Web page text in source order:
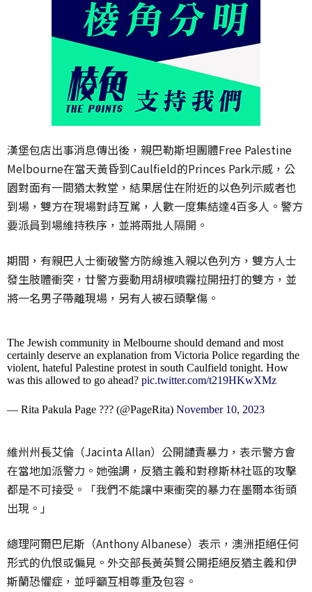
漢堡包店出事消息傳出後， 親巴勒斯坦團體Free Palestine
Melbourne在當天黃昏到Caulfield的Princes Park示威，公
園對面有一間猶太教堂，結果居住在附近的以色列示威者也
到場，雙方在現場對歭互駡，人數一度集結達4百多人。警方
要派員到場維持秩序，並將兩批人隔開。
期間，有親巴人士衝破警方防線進入親以色列方，雙方人士
發生肢體衝突，廿警方要動用胡椒噴霧拉開扭打的雙方，並
將一名男子帶離現場，另有人被石頭擊傷。
The Jewish community in Melbourne should demand and most
certainly deserve an explanation from Victoria Police regarding the
violent, hateful Palestine protest in south Caulfield tonight. How
was this allowed to go ahead? pic.twitter.com/t219HKwXMz
— Rita Pakula Page ??? (@PageRita) November 10, 2023
維州州長艾倫（Jacinta Allan）公開譴責暴力，表示警方會
在當地加派警力。她強調，反猶主義和對穆斯林社區的攻擊
都是不可接受。「我們不能讓中東衝突的暴力在墨爾本街頭
出現。」
總理阿爾巴尼斯（Anthony Albanese）表示，澳洲拒絕任何
形式的仇恨或偏見。外交部長黃英賢公開拒絕反猶主義和伊
斯蘭恐懼症，並呼籲互相尊重及包容。